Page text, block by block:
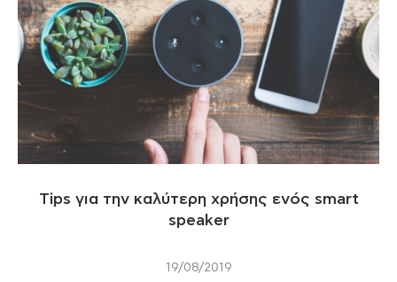
Tips για την καλύτερη χρήσης ενός smart
speaker
19/08/2019